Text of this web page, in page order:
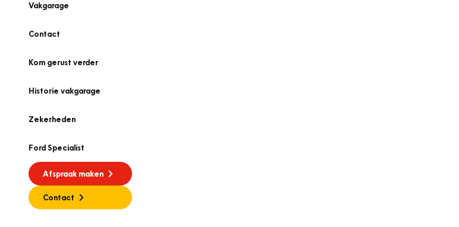
Vakgarage
Contact
Kom gerust verder
Historie vakgarage
Zekerheden
Ford Specialist
Afspraak maken
Contact